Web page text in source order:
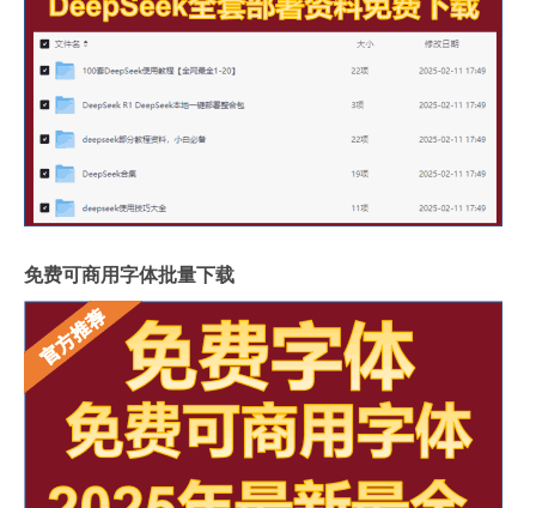
免费可商用字体批量下载